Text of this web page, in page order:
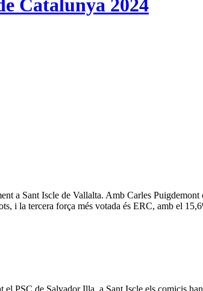
Catalunya 2024
a Sant Iscle de Vallalta. Amb Carles
i la tercera força més votada és ERC, amb el
PSC de Salvador Illa, a Sant Iscle els comicis